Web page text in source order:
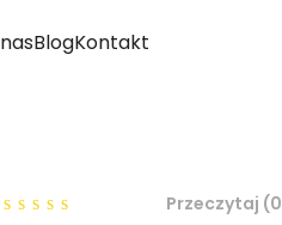
BlogKontakt
Przeczytaj